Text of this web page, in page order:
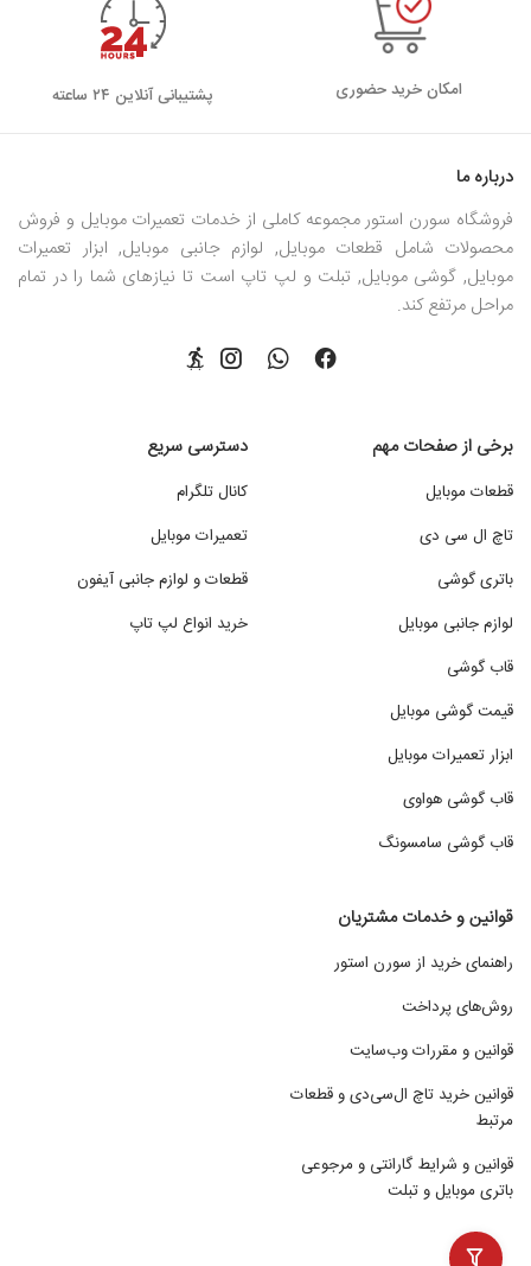
امکان خرید حضوری پشتیبانی آنلاین ۲۴ ساعته
درباره ما
فروشگاه سورن استور مجموعه کاملی از خدمات تعمیرات موبایل و فروش
محصولات شامل قطعات موبایل, لوازم جانبی موبایل, ابزار تعمیرات
موبایل, گوشی موبایل, تبلت و لپ تاپ است تا نیازهای شما را در تمام
مراحل مرتفع کند.
برخی از صفحات مهم
قطعات موبایل
تاچ ال سی دی
باتری گوشی
لوازم جانبی موبایل
قاب گوشی
قیمت گوشی موبایل
ابزار تعمیرات موبایل
قاب گوشی هواوی
قاب گوشی سامسونگ
دسترسی سریع
کانال تلگرام
تعمیرات موبایل
قطعات و لوازم جانبی آیفون
خرید انواع لپ تاپ
قوانین و خدمات مشتریان
راهنمای خرید از سورن استور
روش‌های پرداخت
قوانین و مقررات وب‌سایت
قوانین خرید تاچ ال‌سی‌دی و قطعات
مرتبط
قوانین و شرایط گارانتی و مرجوعی
باتری موبایل و تبلت